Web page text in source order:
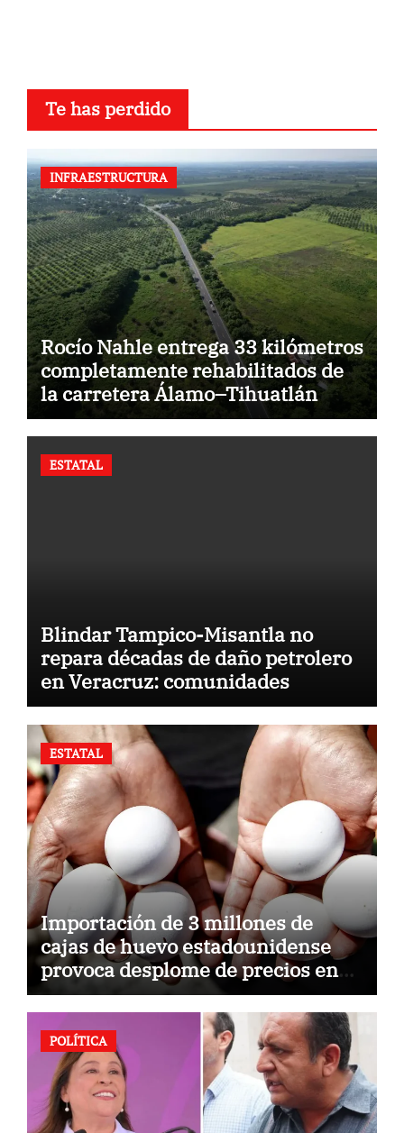
Te has perdido
INFRAESTRUCTURA
Rocío Nahle entrega 33 kilómetros
completamente rehabilitados de
la carretera Álamo–Tihuatlán
ESTATAL
Blindar Tampico-Misantla no
repara décadas de daño petrolero
en Veracruz: comunidades
ESTATAL
Importación de 3 millones de
cajas de huevo estadounidense
provoca desplome de precios en
Veracruz; llaman a consumir local
POLÍTICA